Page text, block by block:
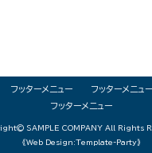
フッターメニュー フッターメニュー
フッターメニュー
SAMPLE COMPANY All Rights
《Web Design:Template-Party》